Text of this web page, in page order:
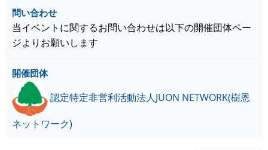
問い合わせ
当イベントに関するお問い合わせは以下の開催団体ペー
ジよりお願いします
開催団体
認定特定非営利活動法人JUON NETWORK(樹恩
ネットワーク)